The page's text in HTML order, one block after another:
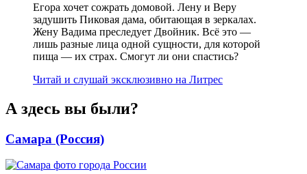
Егора хочет сожрать домовой. Лену и Веру
задушить Пиковая дама, обитающая в зеркалах.
Жену Вадима преследует Двойник. Всё это —
лишь разные лица одной сущности, для которой
пища — их страх. Смогут ли они спастись?
Читай и слушай эксклюзивно на Литрес
А здесь вы были?
Самара (Россия)